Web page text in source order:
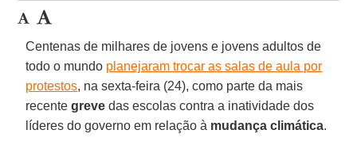
Centenas de milhares de jovens e jovens adultos de
todo o mundo planejaram trocar as salas de aula por
protestos, na sexta-feira (24), como parte da mais
recentegreve das escolas contra a inatividade dos
líderes do governo em relação à mudança climática.